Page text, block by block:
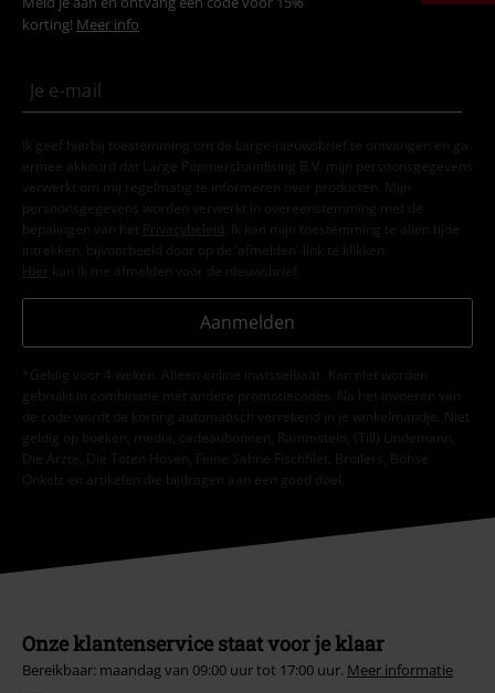
korting! Meer info
Ik geef hierbij toestemming om de Large-nieuwsbrief te ontvangen en ga
ermee akkoord dat Large Popmerchandising B.V. mijn persoonsgegevens
verwerkt om mij regelmatig te informeren over producten. Mijn
persoonsgegevens worden verwerkt in overeenstemming met de
bepalingen van het
Privacybeleid . Ik kan mijn toestemming te allen tijde
intrekken, bijvoorbeeld door op de ‘afmelden’-link te klikken.
Hier kan ik me afmelden voor de nieuwsbrief.
Aanmelden
*Geldig voor 4 weken. Alleen online inwisselbaar. Kan niet worden
gebruikt in combinatie met andere promotiecodes. Na het invoeren van
de code wordt de korting automatisch verrekend in je winkelmandje. Niet
geldig op boeken, media, cadeaubonnen, Rammstein, (Till) Lindemann,
Die Ärzte, Die Toten Hosen, Feine Sahne Fischfilet, Broilers, Böhse
Onkelz en artikelen die bijdragen aan een goed doel.
Onze klantenservice staat voor je klaar
Bereikbaar: maandag van 09:00 uur tot 17:00 uur. Meer informatie